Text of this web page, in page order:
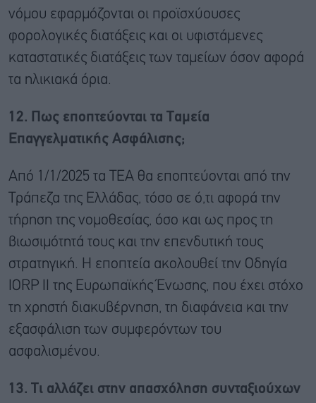
νόμου εφαρμόζονται οι προϊσχύουσες
φορολογικές διατάξεις και οι υφιστάμενες
καταστατικές διατάξεις των ταμείων όσον αφορά
τα ηλικιακά όρια.
12. Πως εποπτεύονται τα Ταμεία
Επαγγελματικής Ασφάλισης;
Από 1/1/2025 τα ΤΕΑ θα εποπτεύονται από την
Τράπεζα της Ελλάδας, τόσο σε ό,τι αφορά την
τήρηση της νομοθεσίας, όσο και ως προς τη
βιωσιμότητά τους και την επενδυτική τους
στρατηγική. Η εποπτεία ακολουθεί την Οδηγία
IORP II της Ευρωπαϊκής Ένωσης, που έχει στόχο
τη χρηστή διακυβέρνηση, τη διαφάνεια και την
εξασφάλιση των συμφερόντων του
ασφαλισμένου.
13. Τι αλλάζει στην απασχόληση συνταξιούχων